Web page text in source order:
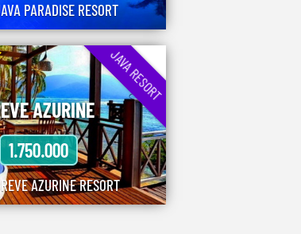
PARADISE RESORT
JAVA RESORT
AZURINE
1.750.000
AZURINE RESORT